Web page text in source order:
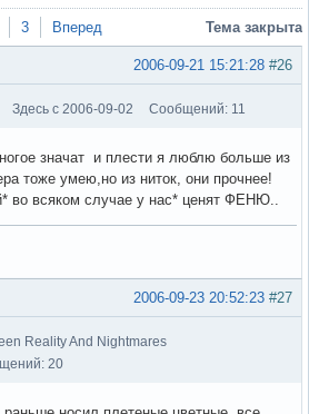
3 Вперед Тема закрыта
#26
2006-09-21 15:21:28
Здесь с 2006-09-02 Сообщений: 11
значат и плести я люблю больше из
тоже умею,но из ниток, они прочнее!
во всяком случае у нас* ценят ФЕНЮ..
#27
2006-09-23 20:52:23
Reality And Nightmares
20